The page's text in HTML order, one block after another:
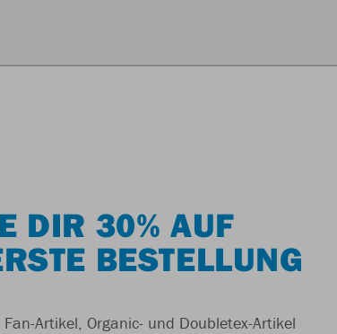
DIR 30% AUF
BESTELLUNG
Artikel, Organic- und Doubletex-Artikel